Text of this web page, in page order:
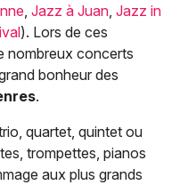
, Jazz à Juan, Jazz in
). Lors de ces
nombreux concerts
bonheur des
.
quartet, quintet ou
trompettes, pianos
aux plus grands